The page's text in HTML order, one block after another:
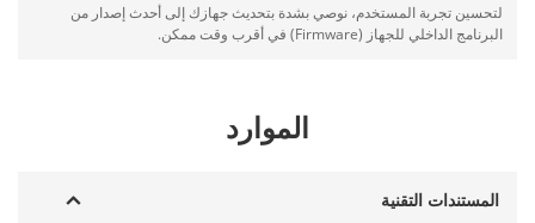
لتحسين تجربة المستخدم، نوصي بشدة بتحديث جهازك إلى أحدث إصدار من
البرنامج الداخلي للجهاز (Firmware) في أقرب وقت ممكن.
الموارد
المستندات التقنية